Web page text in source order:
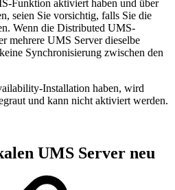
Funktion aktiviert haben und über
seien Sie vorsichtig, falls Sie die
Wenn die Distributed UMS-
mehrere UMS Server dieselbe
Synchronisierung zwischen den
Installation haben, wird
und kann nicht aktiviert werden.
UMS Server neu